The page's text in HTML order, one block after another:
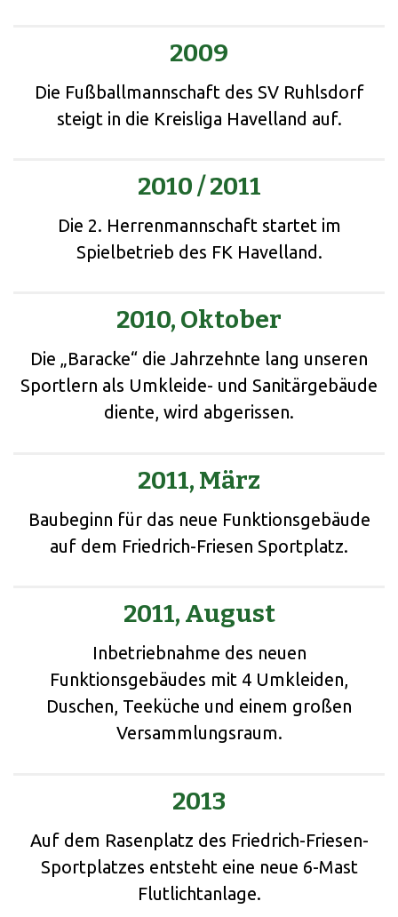
2009
Die Fußballmannschaft des SV Ruhlsdorf
steigt in die Kreisliga Havelland auf.
2010 / 2011
Die 2. Herrenmannschaft startet im
Spielbetrieb des FK Havelland.
2010, Oktober
Die „Baracke“ die Jahrzehnte lang unseren
Sportlern als Umkleide- und Sanitärgebäude
diente, wird abgerissen.
2011, März
Baubeginn für das neue Funktionsgebäude
auf dem Friedrich-Friesen Sportplatz.
2011, August
Inbetriebnahme des neuen
Funktionsgebäudes mit 4 Umkleiden,
Duschen, Teeküche und einem großen
Versammlungsraum.
2013
Auf dem Rasenplatz des Friedrich-Friesen-
Sportplatzes entsteht eine neue 6-Mast
Flutlichtanlage.